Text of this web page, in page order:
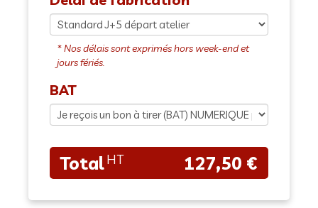
BAT
127,50 €